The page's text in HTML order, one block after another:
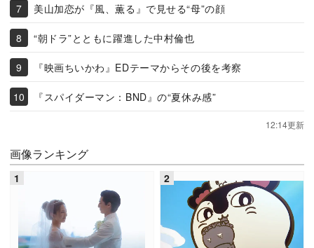
美山加恋が『風、薫る』で見せる“母”の顔
“朝ドラ”とともに躍進した中村倫也
『映画ちいかわ』EDテーマからその後を考察
『スパイダーマン：BND』の“夏休み感”
12:14更新
画像ランキング